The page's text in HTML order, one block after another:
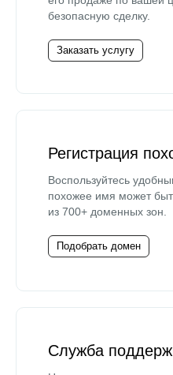
безопасную сделку.
Заказать услугу
Регистрация
Воспользуйтесь
похожее имя может
из 700+ доменных зон.
Подобрать домен
Служба